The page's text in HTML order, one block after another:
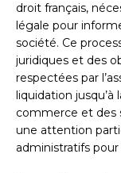
droit français,
légale pour
société. Ce
juridiques et des
respectées par
liquidation
commerce et des
une attention
administratifs